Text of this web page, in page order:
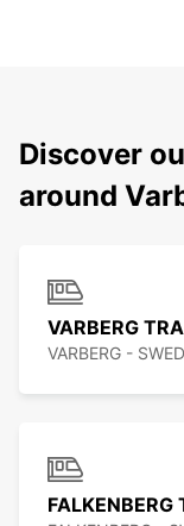
Discover
around
VARBERG
VARBERG -
FALKENBERG